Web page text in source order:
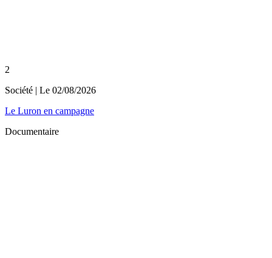
2
Société | Le 02/08/2026
Le Luron en campagne
Documentaire